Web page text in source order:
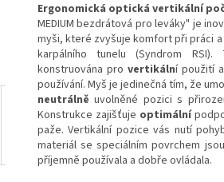
Ergonomická optická vertikální
MEDIUM bezdrátová pro leváky" je
myši, které zvyšuje komfort při práci
karpálního tunelu (Syndrom
konstruována pro vertikální použití
používání. Myš je jedinečná tím, že
neutrálně uvolněné pozici s
Konstrukce zajišťuje optimální
paže. Vertikální pozice vás nutí
materiál se speciálním povrchem
příjemně používala a dobře ovládala.